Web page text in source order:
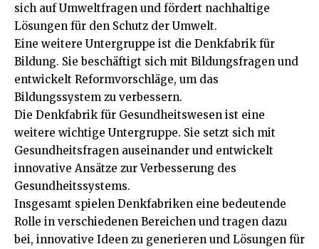
sich auf Umweltfragen und fördert nachhaltige
Lösungen für den Schutz der Umwelt.
Eine weitere Untergruppe ist die Denkfabrik für
Bildung. Sie beschäftigt sich mit Bildungsfragen und
entwickelt Reformvorschläge, um das
Bildungssystem zu verbessern.
Die Denkfabrik für Gesundheitswesen ist eine
weitere wichtige Untergruppe. Sie setzt sich mit
Gesundheitsfragen auseinander und entwickelt
innovative Ansätze zur Verbesserung des
Gesundheitssystems.
Insgesamt spielen Denkfabriken eine bedeutende
Rolle in verschiedenen Bereichen und tragen dazu
bei, innovative Ideen zu generieren und Lösungen für